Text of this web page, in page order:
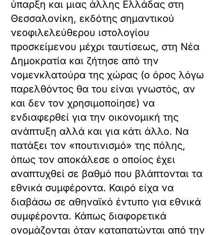
τον καθημερινό διάλογο
στα κοινωνικά δίκτυα.
Δεν υπάρχει κάτι ιδιαίτερο
στη Θεσσαλονίκη.
Αλλά ας αφήσουμε την Αθήνα και
ανθρώπους με επιρροή όπως ο εκδότης
του περί ου ο λόγος ιστολογίου να
πιστεύουν πως υπάρχει ρωσικός
κίνδυνος μήπως και ενδιαφερθούν για
κάποια οικονομική επένδυση και θα
κρατήσει ανθρώπους στο
βορειοελλαδικό χώρο. Διότι εάν υπάρχει
σοβαρότερος κίνδυνος από τον
«πουτινισμό», και αυτό αξίζει να το